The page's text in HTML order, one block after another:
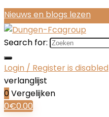
Nieuws en blogs lezen
Search for:
Login / Register is disabled
verlanglijst
0Vergelijken
0€0.00